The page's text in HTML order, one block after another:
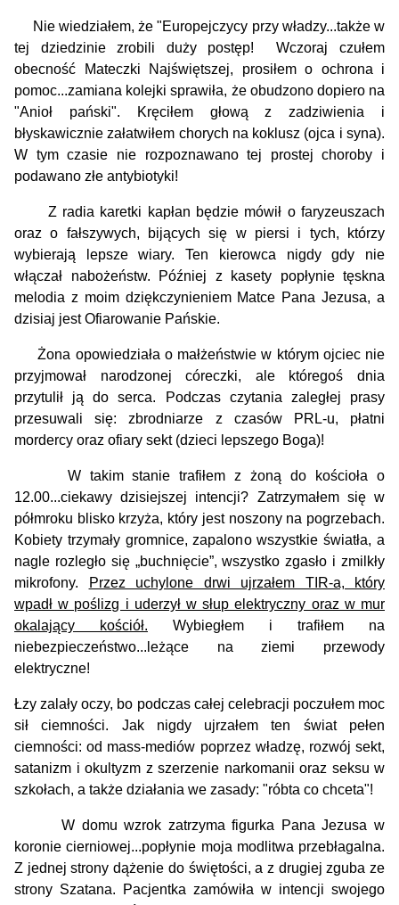
Nie wiedziałem, że "Europejczycy przy władzy...także w
tej dziedzinie zrobili duży postęp! Wczoraj czułem
obecność Mateczki Najświętszej, prosiłem o ochrona i
pomoc...zamiana kolejki sprawiła, że obudzono dopiero na
"Anioł pański".
Kręciłem głową z zadziwienia i
błyskawicznie załatwiłem chorych na koklusz (ojca i syna).
W tym czasie nie rozpoznawano tej prostej choroby i
podawano złe antybiotyki!
Z radia karetki kapłan będzie mówił o faryzeuszach
oraz o fałszywych, bijących się w piersi i tych, którzy
wybierają lepsze wiary. Ten kierowca nigdy gdy nie
włączał nabożeństw. Później z kasety popłynie tęskna
melodia z moim dziękczynieniem Matce Pana Jezusa, a
dzisiaj jest Ofiarowanie Pańskie.
Żona opowiedziała o małżeństwie w którym ojciec nie
przyjmował narodzonej córeczki, ale któregoś dnia
przytulił ją do serca. Podczas czytania zaległej prasy
przesuwali się: zbrodniarze z czasów PRL-u, płatni
mordercy oraz ofiary sekt (dzieci lepszego Boga)!
W takim stanie trafiłem z żoną do kościoła o
12.00...ciekawy dzisiejszej intencji? Zatrzymałem się w
półmroku blisko krzyża, który jest noszony na pogrzebach.
Kobiety trzymały gromnice, zapalono wszystkie światła, a
nagle rozległo się „buchnięcie”, wszystko zgasło i zmilkły
mikrofony.
Przez uchylone drwi ujrzałem TIR-a, który
wpadł w poślizg i uderzył w słup elektryczny oraz w mur
okalający kościół. Wybiegłem i trafiłem na
niebezpieczeństwo...leżące na ziemi przewody
elektryczne!
Łzy zalały oczy, bo podczas całej celebracji poczułem moc
sił ciemności. Jak nigdy ujrzałem ten świat pełen
ciemności: od mass-mediów poprzez władzę, rozwój sekt,
satanizm i okultyzm z szerzenie narkomanii oraz seksu w
szkołach, a także działania we zasady: "róbta co chceta"!
W domu wzrok zatrzyma figurka Pana Jezusa w
koronie cierniowej...popłynie moja modlitwa przebłagalna.
Z jednej strony dążenie do świętości, a z drugiej zguba ze
strony Szatana. Pacjentka zamówiła w intencji swojego